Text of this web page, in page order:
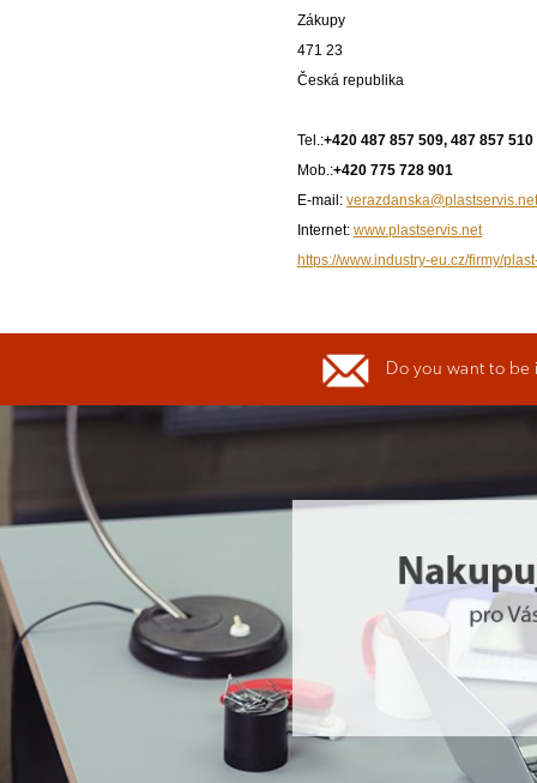
Zákupy
471 23
Česká republika
Tel.:+420 487 857 509, 487 857 510
Mob.:+420 775 728 901
E-mail: verazdanska@plastservis.net
Internet: www.plastservis.net
https://www.industry-eu.cz/firmy/
Do you want to